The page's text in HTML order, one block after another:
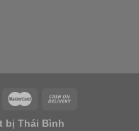
bị Thái Bình